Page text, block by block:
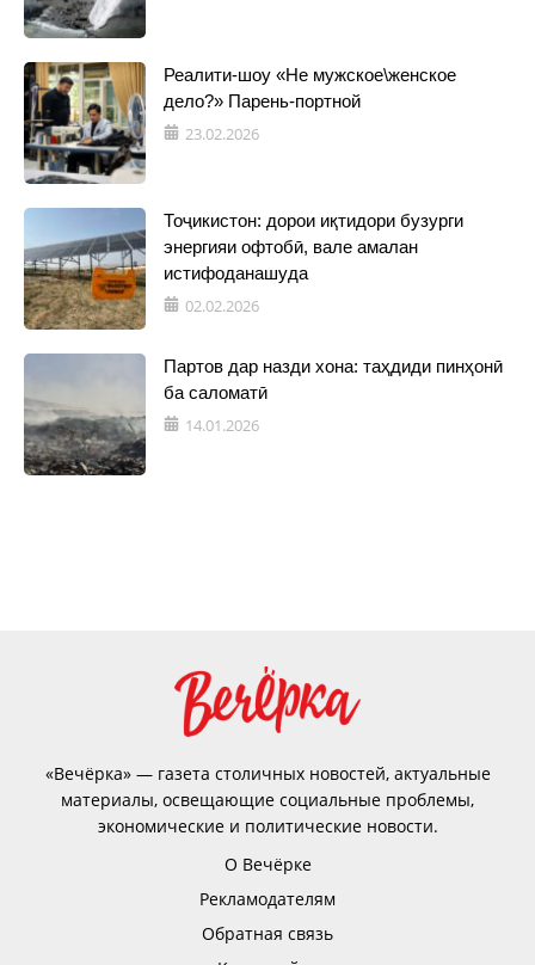
Реалити-шоу «Не мужское\женское
дело?» Парень-портной
23.02.2026
Тоҷикистон: дорои иқтидори бузурги
энергияи офтобӣ, вале амалан
истифоданашуда
02.02.2026
Партов дар назди хона: таҳдиди пинҳонӣ
ба саломатӣ
14.01.2026
«Вечёрка» — газета столичных новостей, актуальные
материалы, освещающие социальные проблемы,
экономические и политические новости.
О Вечёрке
Рекламодателям
Обратная связь